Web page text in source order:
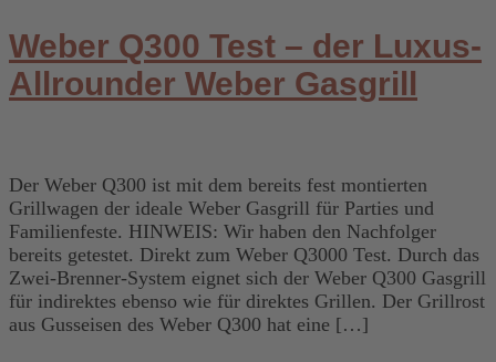
Weber Q300 Test – der Luxus-
Allrounder Weber Gasgrill
Der Weber Q300 ist mit dem bereits fest montierten
Grillwagen der ideale Weber Gasgrill für Parties und
Familienfeste. HINWEIS: Wir haben den Nachfolger
bereits getestet. Direkt zum Weber Q3000 Test. Durch das
Zwei-Brenner-System eignet sich der Weber Q300 Gasgrill
für indirektes ebenso wie für direktes Grillen. Der Grillrost
aus Gusseisen des Weber Q300 hat eine […]